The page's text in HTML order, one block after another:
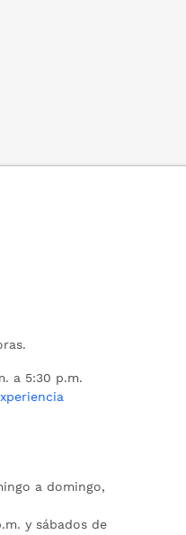
a 5:30 p.m.
a domingo,
y sábados de